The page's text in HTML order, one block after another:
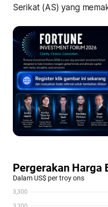
Serikat (AS) yang